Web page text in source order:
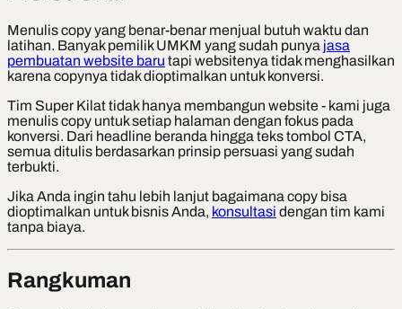
Menulis copy yang benar-benar menjual butuh waktu dan
latihan. Banyak pemilik UMKM yang sudah punya jasa
pembuatan website baru tapi websitenya tidak menghasilkan
karena copynya tidak dioptimalkan untuk konversi.
Tim Super Kilat tidak hanya membangun website - kami juga
menulis copy untuk setiap halaman dengan fokus pada
konversi. Dari headline beranda hingga teks tombol CTA,
semua ditulis berdasarkan prinsip persuasi yang sudah
terbukti.
Jika Anda ingin tahu lebih lanjut bagaimana copy bisa
dioptimalkan untuk bisnis Anda, konsultasi dengan tim kami
tanpa biaya.
Rangkuman